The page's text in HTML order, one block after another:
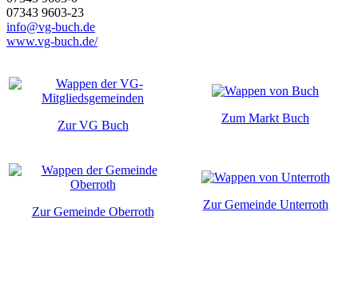
07343 9603-23
info@vg-buch.de
www.vg-buch.de/
Zur VG Buch
Zum Markt Buch
Zur Gemeinde Oberroth
Zur Gemeinde Unterroth